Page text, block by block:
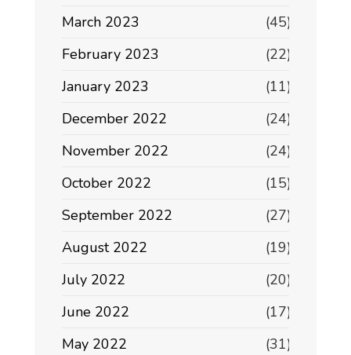
March 2023
(45)
February 2023
(22)
January 2023
(11)
December 2022
(24)
November 2022
(24)
October 2022
(15)
September 2022
(27)
August 2022
(19)
July 2022
(20)
June 2022
(17)
May 2022
(31)